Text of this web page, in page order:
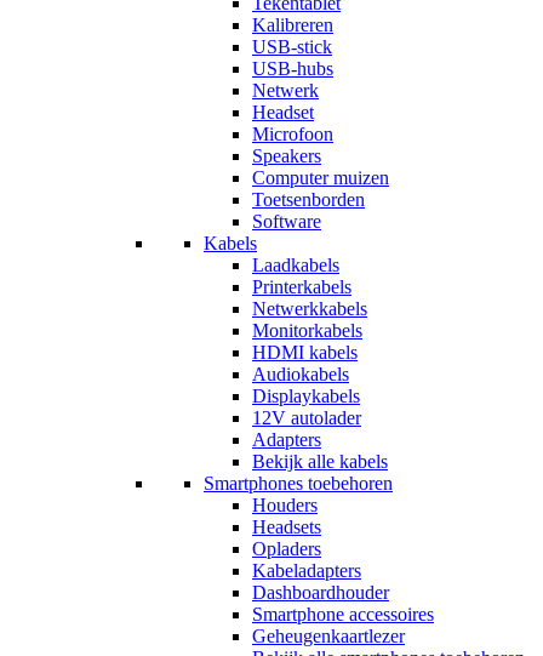
Kalibreren
USB-stick
USB-hubs
Netwerk
Headset
Microfoon
Speakers
Computer muizen
Toetsenborden
Software
Kabels
Laadkabels
Printerkabels
Netwerkkabels
Monitorkabels
HDMI kabels
Audiokabels
Displaykabels
12V autolader
Adapters
Bekijk alle kabels
Smartphones toebehoren
Houders
Headsets
Opladers
Kabeladapters
Dashboardhouder
Smartphone accessoires
Geheugenkaartlezer